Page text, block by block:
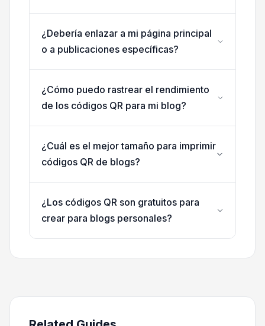
¿Debería enlazar a mi página principal
o a publicaciones específicas?
¿Cómo puedo rastrear el rendimiento
de los códigos QR para mi blog?
¿Cuál es el mejor tamaño para imprimir
códigos QR de blogs?
¿Los códigos QR son gratuitos para
crear para blogs personales?